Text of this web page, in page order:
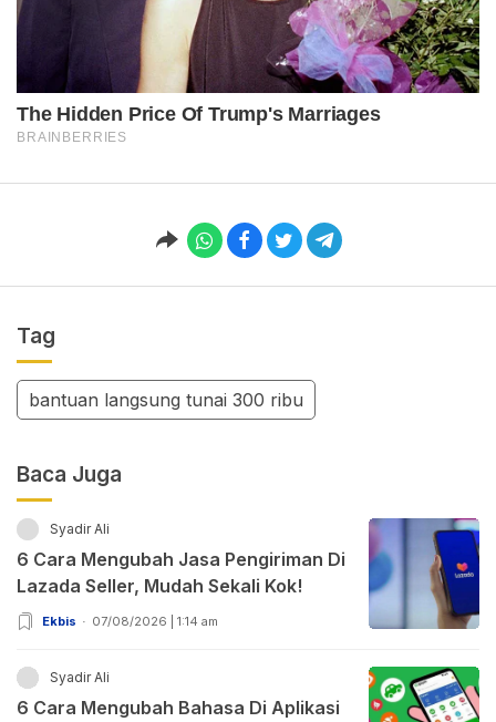
Tag
bantuan langsung tunai 300 ribu
Baca Juga
Syadir Ali
6 Cara Mengubah Jasa Pengiriman Di
Lazada Seller, Mudah Sekali Kok!
Ekbis 07/08/2026 | 1:14 am
Syadir Ali
6 Cara Mengubah Bahasa Di Aplikasi